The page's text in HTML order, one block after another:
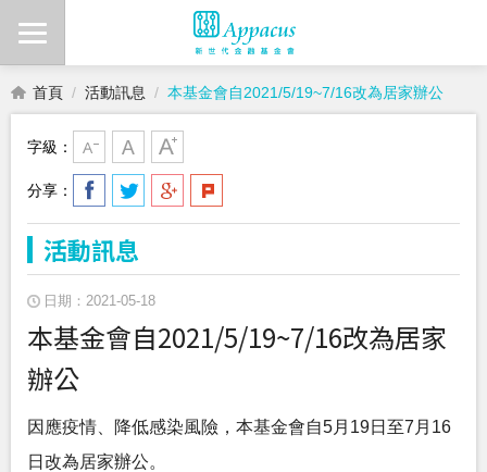
首頁 活動訊息 本基金會自2021/5/19~7/16改為居家辦公
字級：
分享：
活動訊息
日期：2021-05-18
本基金會自2021/5/19~7/16改為居家
辦公
因應疫情、降低感染風險，本基金會自5月19日至7月16
日改為居家辦公。